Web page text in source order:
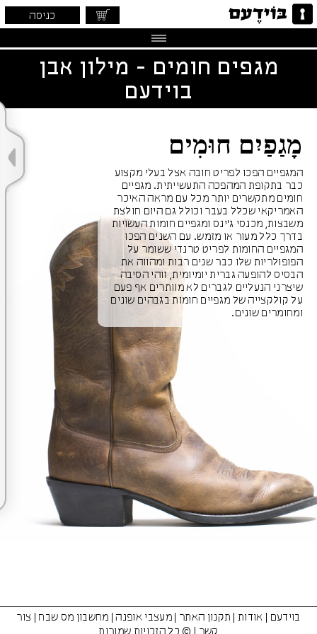
כניסה
מגפים חומים - מילון אבן
בוידעם
מָגַפַיִם חוּמִים
המגפיים הפכו לפריט חובה אצל בעלי מקצוע
כבר בתקופת המהפכה התעשייתית. מגפיים
חומים מתקשרים יותר מכל עם מראה האיכר
האמריקאי שכלל בעבר וכולל גם היום חולצת
משבצות, מכנסי ג'ינס ומגפיים חומות העשויות
בדרך כלל מעור או מזמש. עם השנים הפכו
המגפיים החומות לפריט טרנדי ששומר על
הפופולריות שלו כבר שנים רבות ומהווה את
הבסיס להופעה גברית יומיומית, זוהי הסיבה
שיצרני הנעליים לגברים לא מוותרים אף פעם
על קולקצייה של מגפיים חומות בגבהים שונים
ומחומרים שונים.
בוידעם אודות| תקנון האתר |מעצבי אופנה| מחשבון מס שבח
צור
קשר
| © כל הזכויות שמורות